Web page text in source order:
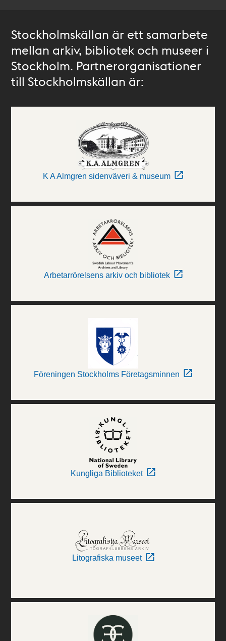
Stockholmskällan är ett samarbete
mellan arkiv, bibliotek och museer i
Stockholm. Partnerorganisationer
till Stockholmskällan är:
K A Almgren sidenväveri & museum
Arbetarrörelsens arkiv och bibliotek
Föreningen Stockholms Företagsminnen
Kungliga Biblioteket
Litografiska museet